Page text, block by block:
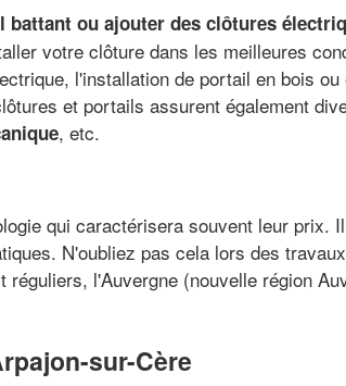
battant ou ajouter des clôtures
votre clôture dans les meilleures
l'installation de portail en bois ou
et portails assurent également
, etc.
qui caractérisera souvent leur prix.
N'oubliez pas cela lors des
l'Auvergne (nouvelle région
sur-Cère